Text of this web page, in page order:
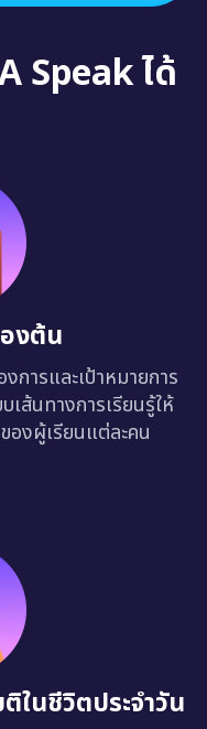
Speak ได้
งต้น
การและเป้าหมายการ
เส้นทางการเรียนรู้ให้
องผู้เรียนแต่ละคน
นชีวิตประจำวัน